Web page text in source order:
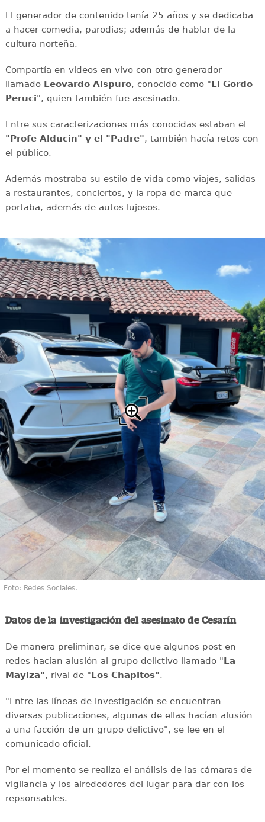
El generador de contenido tenía 25 años y se dedicaba
a hacer comedia, parodias; además de hablar de la
cultura norteña.
Compartía en videos en vivo con otro generador
llamadoLeovardo Aispuro, conocido como " El Gordo
Peruci", quien también fue asesinado.
Entre sus caracterizaciones más conocidas estaban el
"Profe Alducin" y el "Padre", también hacía retos con
el público.
Además mostraba su estilo de vida como viajes, salidas
a restaurantes, conciertos, y la ropa de marca que
portaba, además de autos lujosos.
Foto: Redes Sociales.
Datos de la investigación del asesinato de Cesarín
De manera preliminar, se dice que algunos post en
redes hacían alusión al grupo delictivo llamado "La
Mayiza", rival de "Los Chapitos".
"Entre las líneas de investigación se encuentran
diversas publicaciones, algunas de ellas hacían alusión
a una facción de un grupo delictivo", se lee en el
comunicado oficial.
Por el momento se realiza el análisis de las cámaras de
vigilancia y los alrededores del lugar para dar con los
repsonsables.